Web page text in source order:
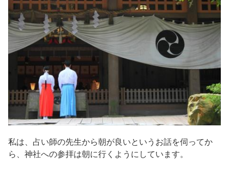
私は、占い師の先生から朝が良いというお話を伺ってか
ら、神社への参拝は朝に行くようにしています。